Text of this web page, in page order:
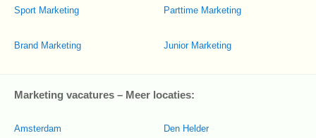
Sport Marketing
Brand Marketing
Parttime Marketing
Junior Marketing
Marketing vacatures – Meer locaties:
Amsterdam Den Helder